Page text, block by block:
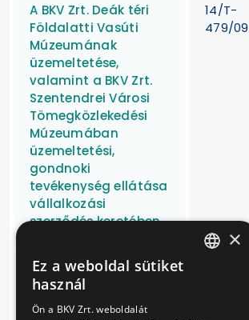
A BKV Zrt. Deák téri
Földalatti Vasúti
Múzeumának
üzemeltetése,
valamint a BKV Zrt.
Szentendrei Városi
Tömegközlekedési
Múzeumában
üzemeltetési,
gondnoki
tevékenység ellátása
vállalkozási
szerződés keretében
14/T-
479/09
29 darab
defibrillátor
beszerzése és teljes
×
Ez a weboldal sütiket
használ
Ön a BKV Zrt. weboldalát